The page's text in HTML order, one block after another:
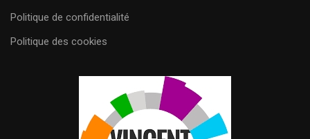
Politique de confidentialité
Politique des cookies